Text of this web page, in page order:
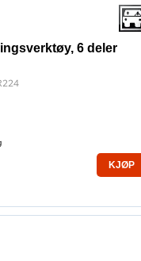
6 deler
KJØP